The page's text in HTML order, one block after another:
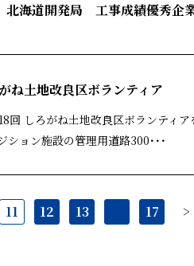
海道開発局 工事成績優秀企
ね土地改良区ボランティア
回 しろがね土地改良区ボランティ
ション施設の管理用道路300･･･
11 12 13 17 >